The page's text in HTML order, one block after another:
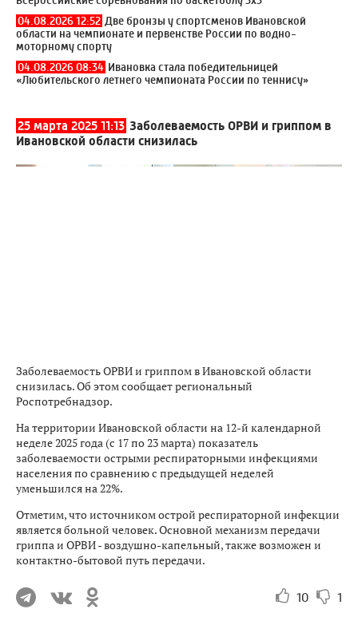
04.08.2026 12:52 Две бронзы у спортсменов Ивановской
области на чемпионате и первенстве России по водно-
моторному спорту
04.08.2026 08:34 Ивановка стала победительницей
«Любительского летнего чемпионата России по теннису»
25 марта 2025 11:13 Заболеваемость ОРВИ и гриппом в
Ивановской области снизилась
Заболеваемость ОРВИ и гриппом в Ивановской области
снизилась. Об этом сообщает региональный
Роспотребнадзор.
На территории Ивановской области на 12-й календарной
неделе 2025 года (с 17 по 23 марта) показатель
заболеваемости острыми респираторными инфекциями
населения по сравнению с предыдущей неделей
уменьшился на 22%.
Отметим, что источником острой респираторной инфекции
является больной человек. Основной механизм передачи
гриппа и ОРВИ - воздушно-капельный, также возможен и
контактно-бытовой путь передачи.
10 1